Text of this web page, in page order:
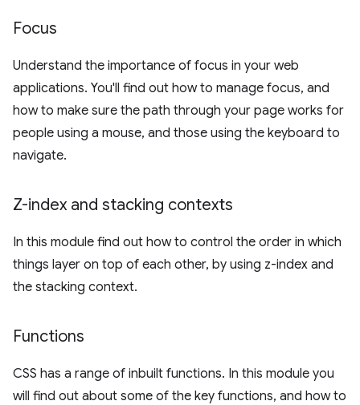
Focus
Understand the importance of focus in your web
applications. You'll find out how to manage focus, and
how to make sure the path through your page works for
people using a mouse, and those using the keyboard to
navigate.
Z-index and stacking contexts
In this module find out how to control the order in which
things layer on top of each other, by using z-index and
the stacking context.
Functions
CSS has a range of inbuilt functions. In this module you
will find out about some of the key functions, and how to